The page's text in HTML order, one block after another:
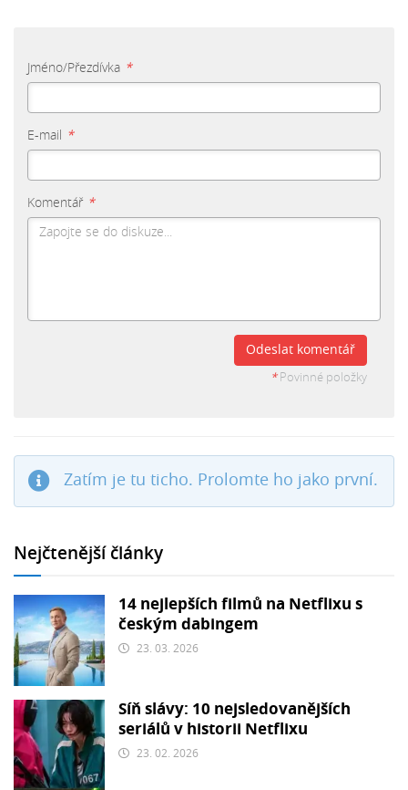
Jméno/Přezdívka *
E-mail *
Komentář *
Odeslat komentář
*Povinné položky
Zatím je tu ticho. Prolomte ho jako první.
Nejčtenější články
14 nejlepších filmů na Netflixu s
českým dabingem
23. 03. 2026
Síň slávy: 10 nejsledovanějších
seriálů v historii Netflixu
23. 02. 2026